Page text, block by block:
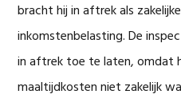
bracht hij in aftrek als
inkomstenbelasting. De
in aftrek toe te laten, omdat
maaltijdkosten niet zakelijk